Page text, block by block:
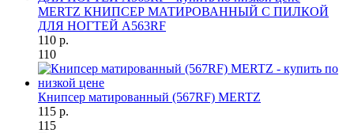
MERTZ КНИПСЕР МАТИРОВАННЫЙ С ПИЛКОЙ
ДЛЯ НОГТЕЙ A563RF
110 р.
110
Книпсер матированный (567RF) MERTZ
115 р.
115